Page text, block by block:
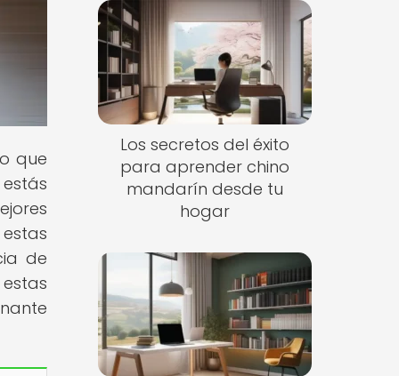
que
de
Los secretos del éxito
para aprender chino
mandarín desde tu
hogar